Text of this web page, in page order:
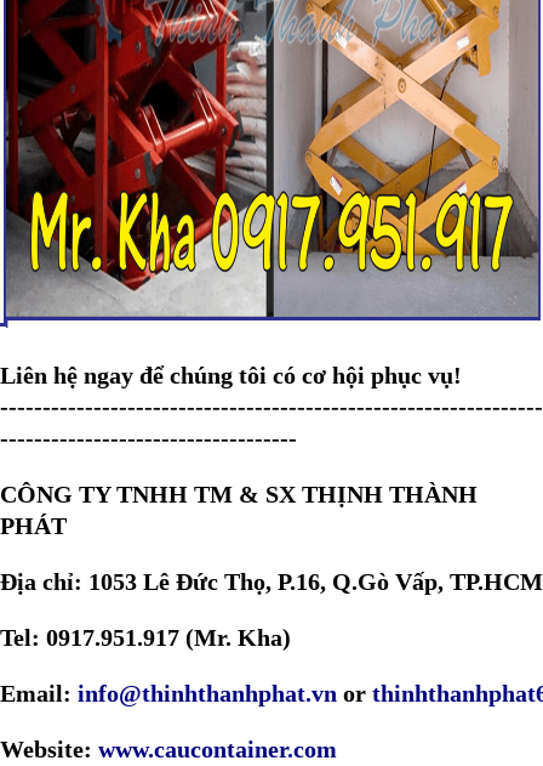
Liên hệ ngay để chúng tôi có cơ hội phục vụ!
----------------------------------------------------------------
-----------------------------------
CÔNG TY TNHH TM & SX THỊNH THÀNH
PHÁT
Địa chỉ: 1053 Lê Đức Thọ, P.16, Q.Gò Vấp, TP.HCM
Tel: 0917.951.917 (Mr. Kha)
Email: info@thinhthanhphat.vn or
Website: www.caucontainer.com